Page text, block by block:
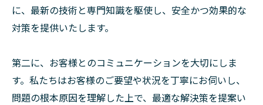
に、最新の技術と専門知識を駆使し、安全かつ効果的な
対策を提供いたします。
第二に、お客様とのコミュニケーションを大切にしま
す。私たちはお客様のご要望や状況を丁寧にお伺いし、
問題の根本原因を理解した上で、最適な解決策を提案い